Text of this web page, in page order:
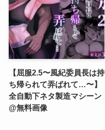
【屈服2.5〜風紀委員長は持
ち帰られて弄ばれて…〜】
全自動下ネタ製造マシーン
@無料画像